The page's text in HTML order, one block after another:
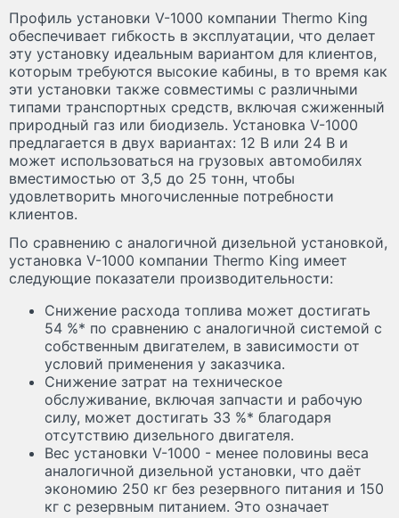
Профиль установки V-1000 компании Thermo King
обеспечивает гибкость в эксплуатации, что делает
эту установку идеальным вариантом для клиентов,
которым требуются высокие кабины, в то время как
эти установки также совместимы с различными
типами транспортных средств, включая сжиженный
природный газ или биодизель. Установка V-1000
предлагается в двух вариантах: 12 В или 24 В и
может использоваться на грузовых автомобилях
вместимостью от 3,5 до 25 тонн, чтобы
удовлетворить многочисленные потребности
клиентов.
По сравнению с аналогичной дизельной установкой,
установка V-1000 компании Thermo King имеет
следующие показатели производительности:
Снижение расхода топлива может достигать
54 %* по сравнению с аналогичной системой с
собственным двигателем, в зависимости от
условий применения у заказчика.
Снижение затрат на техническое
обслуживание, включая запчасти и рабочую
силу, может достигать 33 %* благодаря
отсутствию дизельного двигателя.
Вес установки V-1000 - менее половины веса
аналогичной дизельной установки, что даёт
экономию 250 кг без резервного питания и 150
кг с резервным питанием. Это означает